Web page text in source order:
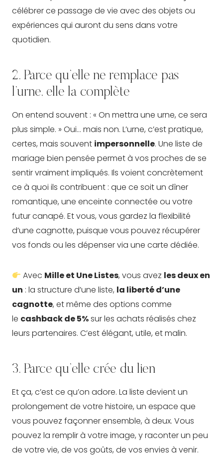
célébrer ce passage de vie avec des objets ou
expériences qui auront du sens dans votre
quotidien.
2. Parce qu’elle ne remplace pas
l’urne, elle la complète
On entend souvent : « On mettra une urne, ce sera
plus simple. » Oui… mais non. L’urne, c’est pratique,
certes, mais souvent impersonnelle. Une liste de
mariage bien pensée permet à vos proches de se
sentir vraiment impliqués. Ils voient concrètement
ce à quoi ils contribuent : que ce soit un dîner
romantique, une enceinte connectée ou votre
futur canapé. Et vous, vous gardez la flexibilité
d’une cagnotte, puisque vous pouvez récupérer
vos fonds ou les dépenser via une carte dédiée.
Avec Mille et Une Listes, vous avez les deux en
un : la structure d’une liste, la liberté d’une
cagnotte, et même des options comme
le cashback de 5%sur les achats réalisés chez
leurs partenaires. C’est élégant, utile, et malin.
3. Parce qu’elle crée du lien
Et ça, c’est ce qu’on adore. La liste devient un
prolongement de votre histoire, un espace que
vous pouvez façonner ensemble, à deux. Vous
pouvez la remplir à votre image, y raconter un peu
de votre vie, de vos goûts, de vos envies à venir.